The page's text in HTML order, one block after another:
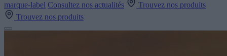
marque-label Consultez nos actualités
Trouvez nos produits
Trouvez nos produits